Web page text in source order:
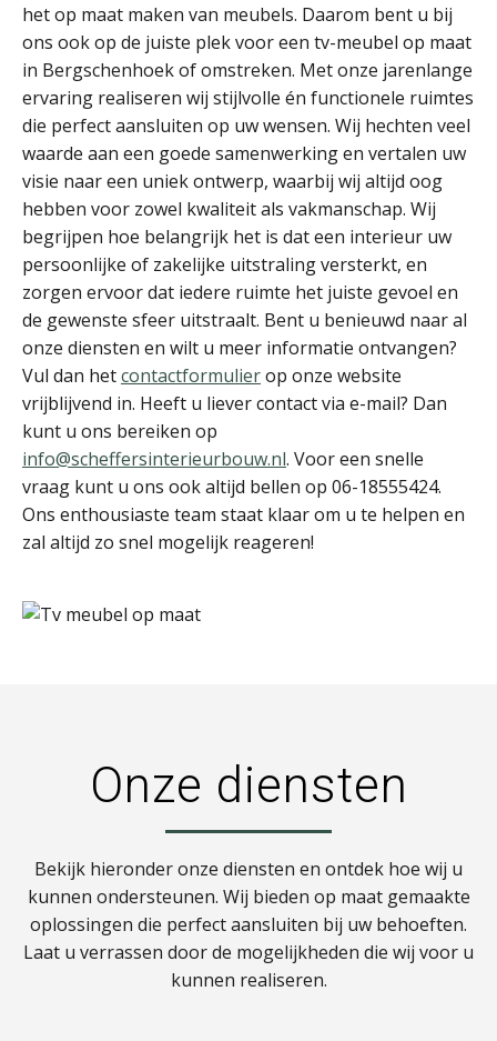
het op maat maken van meubels. Daarom bent u bij
ons ook op de juiste plek voor een tv-meubel op maat
in Bergschenhoek of omstreken. Met onze jarenlange
ervaring realiseren wij stijlvolle én functionele ruimtes
die perfect aansluiten op uw wensen. Wij hechten veel
waarde aan een goede samenwerking en vertalen uw
visie naar een uniek ontwerp, waarbij wij altijd oog
hebben voor zowel kwaliteit als vakmanschap. Wij
begrijpen hoe belangrijk het is dat een interieur uw
persoonlijke of zakelijke uitstraling versterkt, en
zorgen ervoor dat iedere ruimte het juiste gevoel en
de gewenste sfeer uitstraalt. Bent u benieuwd naar al
onze diensten en wilt u meer informatie ontvangen?
Vul dan hetcontactformulierop onze website
vrijblijvend in. Heeft u liever contact via e-mail? Dan
kunt u ons bereiken op
info@scheffersinterieurbouw.nl. Voor een snelle
vraag kunt u ons ook altijd bellen op 06-18555424.
Ons enthousiaste team staat klaar om u te helpen en
zal altijd zo snel mogelijk reageren!
Onze diensten
Bekijk hieronder onze diensten en ontdek hoe wij u
kunnen ondersteunen. Wij bieden op maat gemaakte
oplossingen die perfect aansluiten bij uw behoeften.
Laat u verrassen door de mogelijkheden die wij voor u
kunnen realiseren.